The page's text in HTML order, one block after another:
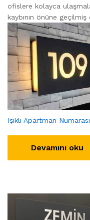
ofislere kolayca
kaybının önüne geçilmiş
Işıklı Apartman Numarası
Devamını oku